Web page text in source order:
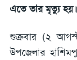
এতে তার মৃত্যু হয়।
শুক্রবার (২
উপজেলার